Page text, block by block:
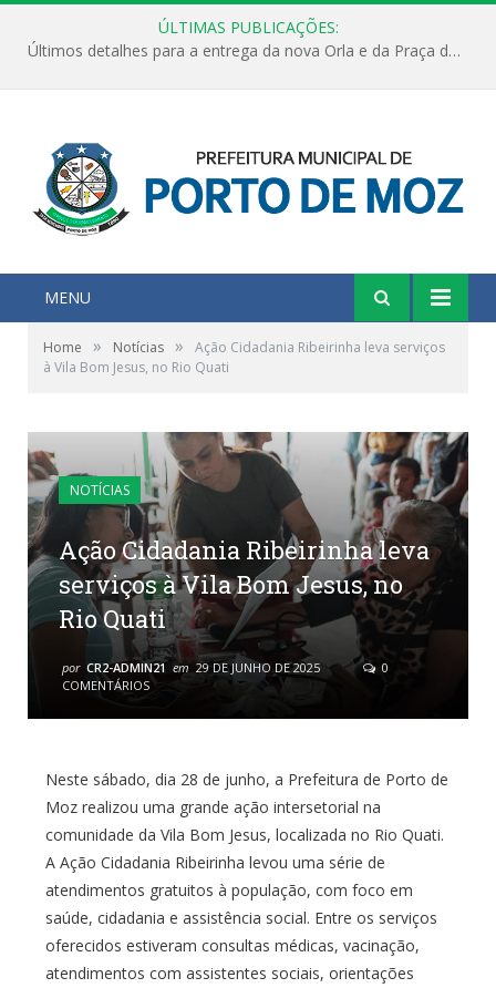
ÚLTIMAS PUBLICAÇÕES:
Últimos detalhes para a entrega da nova Orla e da Praça do Praião
MENU
Home » Notícias »
Ação Cidadania Ribeirinha leva serviços
à Vila Bom Jesus, no Rio Quati
NOTÍCIAS
Ação Cidadania Ribeirinha leva
serviços à Vila Bom Jesus, no
Rio Quati
por CR2-ADMIN21 em 29 DE JUNHO DE 2025
0
COMENTÁRIOS
Neste sábado, dia 28 de junho, a Prefeitura de Porto de
Moz realizou uma grande ação intersetorial na
comunidade da Vila Bom Jesus, localizada no Rio Quati.
A Ação Cidadania Ribeirinha levou uma série de
atendimentos gratuitos à população, com foco em
saúde, cidadania e assistência social. Entre os serviços
oferecidos estiveram consultas médicas, vacinação,
atendimentos com assistentes sociais, orientações